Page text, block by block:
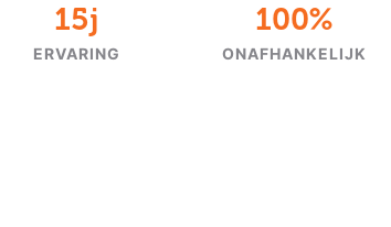
15j
ERVARING
100%
ONAFHANKELIJK